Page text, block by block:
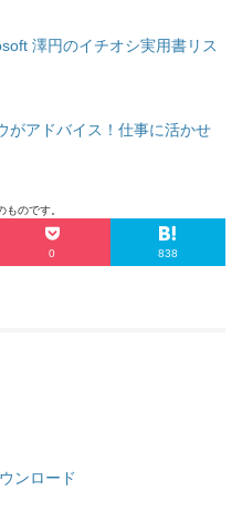
澤円のイチオシ実用書リス
がアドバイス！仕事に活かせ
のです。
0 838
ンロード